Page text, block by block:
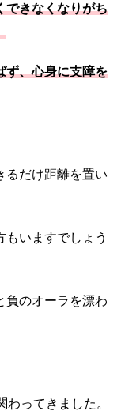
できなくなりがち
ず、心身に支障を
るだけ距離を置い
いますでしょう
負のオーラを漂わ
ってきました。